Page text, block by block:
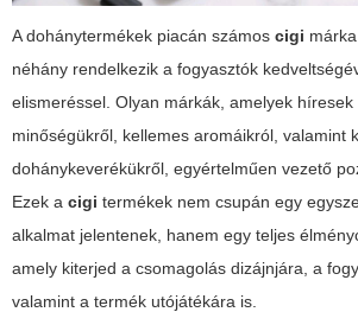
A dohánytermékek piacán számos cigi
néhány rendelkezik a fogyasztók
elismeréssel. Olyan márkák, amelyek híresek
minőségükről, kellemes aromáikról, valamint
dohánykeverékükről, egyértelműen vezető
Ezek a cigi termékek nem csupán egy
alkalmat jelentenek, hanem egy teljes
amely kiterjed a csomagolás dizájnjára, a
valamint a termék utójátékára is.